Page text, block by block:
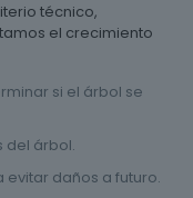
técnico,
el crecimiento
si el árbol se
del árbol.
daños a futuro.